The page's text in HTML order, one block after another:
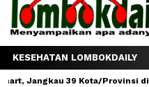
KESEHATAN LOMBOKDAILY
39 Kota/Provinsi di